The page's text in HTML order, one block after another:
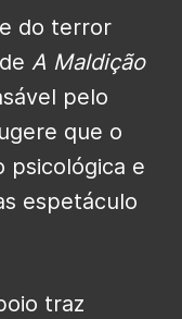
do terror
A Maldição
pelo
que o
psicológica e
espetáculo
traz